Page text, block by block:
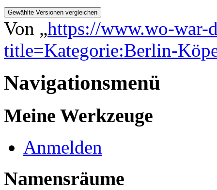
Von „https://www.wo-war-
title=Kategorie:Berlin-
Navigationsmenü
Meine Werkzeuge
Anmelden
Namensräume